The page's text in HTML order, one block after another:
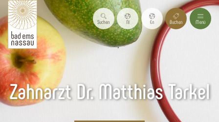
Suchen Nl En Buchen Menü
Zahnarzt Dr. Matthias Tarkel